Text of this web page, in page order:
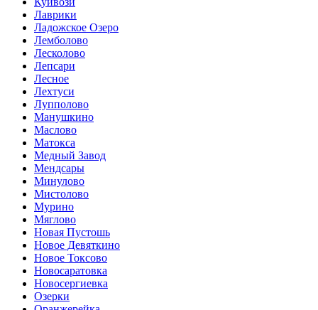
Лаврики
Ладожское Озеро
Лемболово
Лесколово
Лепсари
Лесное
Лехтуси
Лупполово
Манушкино
Маслово
Матокса
Медный Завод
Мендсары
Минулово
Мистолово
Мурино
Мяглово
Новая Пустошь
Новое Девяткино
Новое Токсово
Новосаратовка
Новосергиевка
Озерки